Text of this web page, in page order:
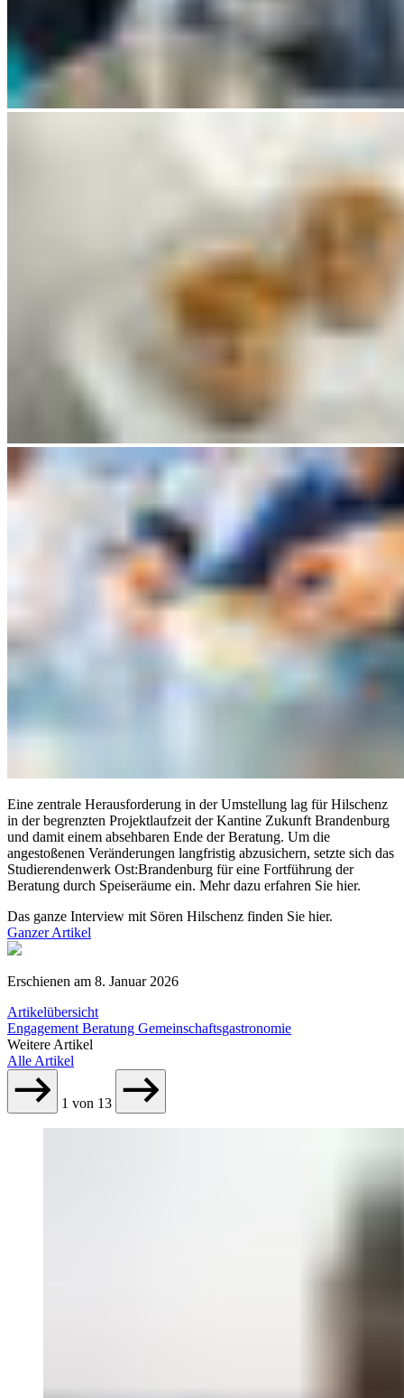
Eine zentrale Herausforderung in der Umstellung lag für Hilschenz
in der begrenzten Projektlaufzeit der Kantine Zukunft Brandenburg
und damit einem absehbaren Ende der Beratung. Um die
angestoßenen Veränderungen langfristig abzusichern, setzte sich das
Studierendenwerk Ost:Brandenburg für eine Fortführung der
Beratung durch Speiseräume ein. Mehr dazu erfahren Sie hier.
Das ganze Interview mit Sören Hilschenz finden Sie hier.
Ganzer Artikel
Erschienen am 8. Januar 2026
Artikelübersicht
Engagement Beratung Gemeinschaftsgastronomie
Weitere Artikel
Alle Artikel
1 von 13